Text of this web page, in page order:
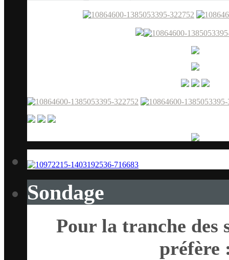
Sondage
Pour la tranche des
préfère